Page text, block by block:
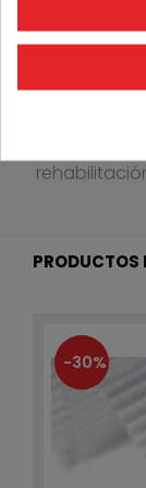
propiedades
aislantes y a
instalación,
-30%